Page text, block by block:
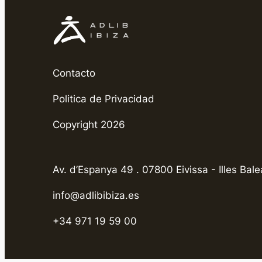
Contacto
Politica de Privacidad
Copyright 2026
Av. d’Espanya 49 . 07800 Eivissa - Illes
info@adlibibiza.es
+34 971 19 59 00